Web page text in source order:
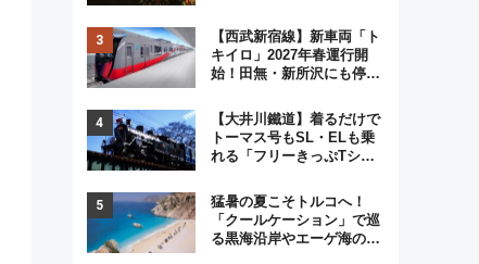
く8,000発の大迫力＆屋台
を満喫
【西武新宿線】新車両「ト
キイロ」2027年春運行開
始！田無・新所沢にも停
弾」も
【大井川鐵道】着るだけで
トーマス号もSL・ELも乗
れる「フリーきっぷTシャ
猛暑の夏こそトルコへ！
「クールケーション」で巡
る黒海沿岸やエーゲ海の避